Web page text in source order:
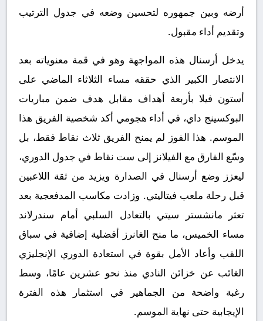
أرضه وبين جمهوره لتحسين وضعه في جدول الترتيب
وتقديم أداء مقبول.
يدخل أرسنال هذه المواجهة وهو في قمة معنوياته بعد
الانتصار الكبير الذي حققه مساء الثلاثاء الماضي على
أستون فيلا بأربعة أهداف مقابل هدف ضمن مباريات
البوكسينج داي، في أداء هجومي أكد شخصية الفريق هذا
الموسم. هذا الفوز لم يمنح الفريق ثلاث نقاط فقط، بل
وسّع الفارق مع الفيلانز إلى ست نقاط في جدول الدوري،
ليعزز وضع أرسنال في الصدارة ويزيد من ثقة اللاعبين
قبل رحلة ملعب فيتاليتي. وزادت مكاسب المدفعجية بعد
تعثر مانشستر سيتي بالتعادل السلبي أمام سندرلاند
مساء الخميس، ما منح الغانرز أفضلية إضافية في سباق
اللقب وأعاد الأمل بقوة في استعادة الدوري الإنجليزي
الغائب عن خزائن النادي منذ نحو عشرين عامًا، وسط
رغبة واضحة من الجماهير في استثمار هذه الفترة
الإيجابية حتى نهاية الموسم.